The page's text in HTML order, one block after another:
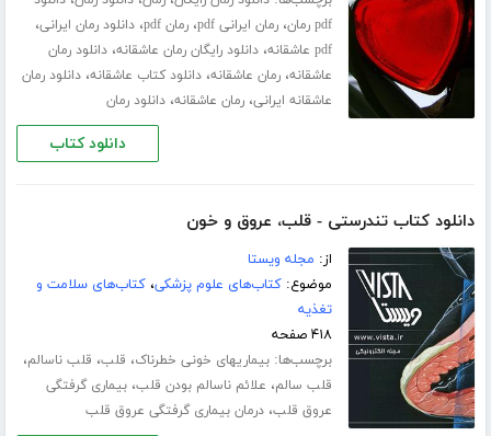
pdf رمان
،رمان ایرانی pdf ،رمان pdf ،دانلود رمان ایرانی،
pdf عاشقانه ،دانلود رایگان رمان عاشقانه،دانلود رمان
عاشقانه،رمان عاشقانه،دانلود کتاب عاشقانه،دانلود رمان
عاشقانه ایرانی،رمان عاشقانه،دانلود رمان
دانلود کتاب
دانلود کتاب تندرستی - قلب، عروق و خون
از: مجله ویستا
موضوع:کتاب‌های علوم پزشکی،کتاب‌های سلامت و
تغذیه
۴۱۸ صفحه
برچسب‌ها:بیماریهای خونی خطرناک، قلب، قلب ناسالم،
قلب سالم، علائم ناسالم بودن قلب،بیماری گرفتگی
عروق قلب،درمان بیماری گرفتگی عروق قلب